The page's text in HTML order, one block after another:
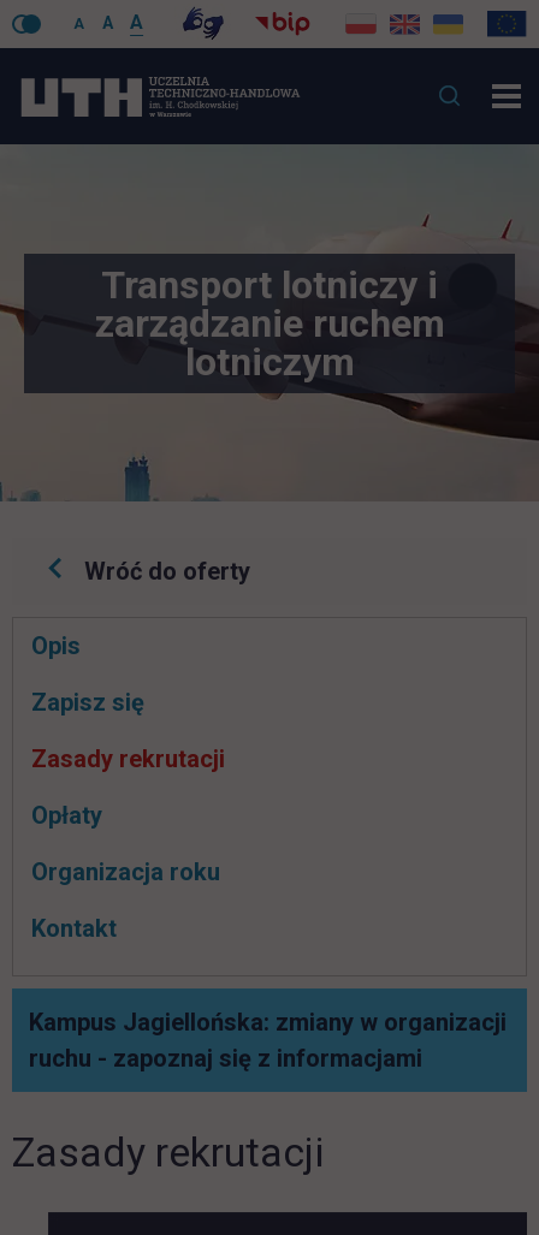
A A A
Transport lotniczy i
zarządzanie ruchem
lotniczym
Wróć do oferty
Pomiń
Opis
Zapisz się
Zasady rekrutacji
Opłaty
Organizacja roku
Kontakt
Kampus Jagiellońska: zmiany w organizacji
ruchu - zapoznaj się z informacjami
Zasady rekrutacji